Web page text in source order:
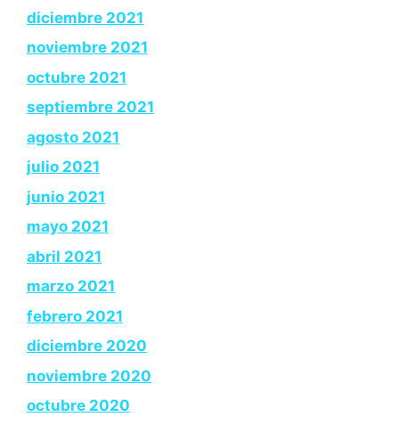
diciembre 2021
noviembre 2021
octubre 2021
septiembre 2021
agosto 2021
julio 2021
junio 2021
mayo 2021
abril 2021
marzo 2021
febrero 2021
diciembre 2020
noviembre 2020
octubre 2020